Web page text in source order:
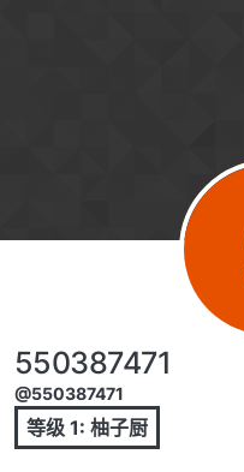
550387471
@550387471
等级 1: 柚子厨